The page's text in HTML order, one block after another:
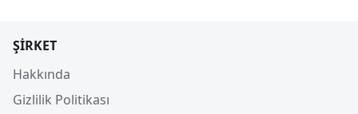
ŞIRKET
Hakkında
Gizlilik Politikası